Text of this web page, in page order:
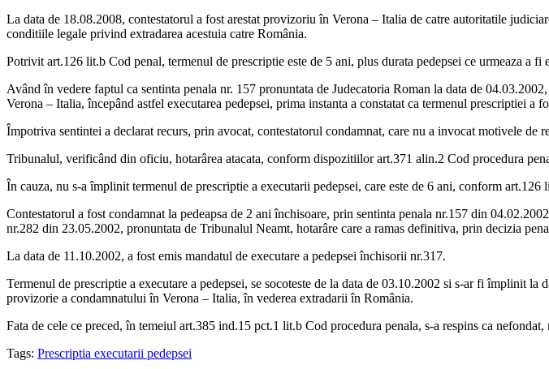
La data de 18.08.2008, contestatorul a fost arestat provizoriu în Verona – Italia de catre autoritatile
conditiile legale privind extradarea acestuia catre România.
Potrivit art.126 lit.b Cod penal, termenul de prescriptie este de 5 ani, plus durata pedepsei ce urmeaza a
Având în vedere faptul ca sentinta penala nr. 157 pronuntata de Judecatoria Roman la data de
Verona – Italia, începând astfel executarea pedepsei, prima instanta a constatat ca termenul prescriptiei a
Împotriva sentintei a declarat recurs, prin avocat, contestatorul condamnat, care nu a invocat motivele de
Tribunalul, verificând din oficiu, hotarârea atacata, conform dispozitiilor art.371 alin.2 Cod procedura
În cauza, nu s-a împlinit termenul de prescriptie a executarii pedepsei, care este de 6 ani, conform art.126
Contestatorul a fost condamnat la pedeapsa de 2 ani închisoare, prin sentinta penala nr.157 din
nr.282 din 23.05.2002, pronuntata de Tribunalul Neamt, hotarâre care a ramas definitiva, prin decizia
La data de 11.10.2002, a fost emis mandatul de executare a pedepsei închisorii nr.317.
Termenul de prescriptie a executare a pedepsei, se socoteste de la data de 03.10.2002 si s-ar fi împlinit
provizorie a condamnatului în Verona – Italia, în vederea extradarii în România.
Fata de cele ce preced, în temeiul art.385 ind.15 pct.1 lit.b Cod procedura penala, s-a respins ca
Tags: Prescriptia executarii pedepsei